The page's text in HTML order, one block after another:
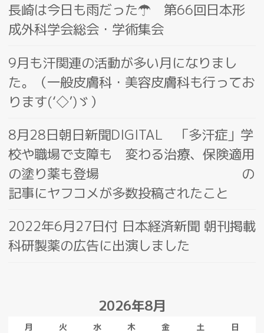
長崎は今日も雨だった☂ 第66回日本形
成外科学会総会・学術集会
9月も汗関連の活動が多い月になりまし
た。（一般皮膚科・美容皮膚科も行ってお
ります(‘◇’)ゞ）
8月28日朝日新聞DIGITAL 「多汗症」学
校や職場で支障も 変わる治療、保険適用
の塗り薬も登場 の
記事にヤフコメが多数投稿されたこと
2022年6月27日付 日本経済新聞 朝刊掲載
科研製薬の広告に出演しました
2026年8月
月 火 水 木 金 土
日